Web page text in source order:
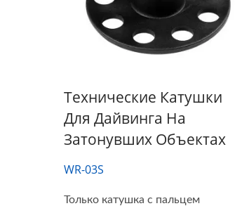
Технические Катушки
Для Дайвинга На
Затонувших Объектах
WR-03S
Только катушка с пальцем